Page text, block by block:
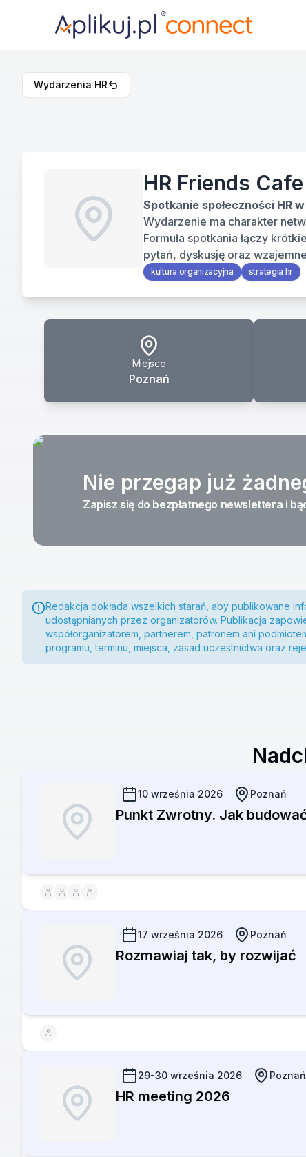
Wydarzenia HR
HR Friends
Spotkanie społeczności HR
Wydarzenie ma charakter
Formuła spotkania łączy
pytań, dyskusję oraz
kultura organizacyjna strategia hr
Miejsce
Poznań
Nie przegap już
Zapisz się do bezpłatnego newslettera i
Redakcja dokłada wszelkich starań, aby publikowane
udostępnianych przez organizatorów. Publikacja
współorganizatorem, partnerem, patronem ani
programu, terminu, miejsca, zasad uczestnictwa oraz
10 września 2026 Poznań
Punkt Zwrotny. Jak
17 września 2026 Poznań
Rozmawiaj tak, by rozwijać
29-30 września 2026 Poznań
HR meeting 2026